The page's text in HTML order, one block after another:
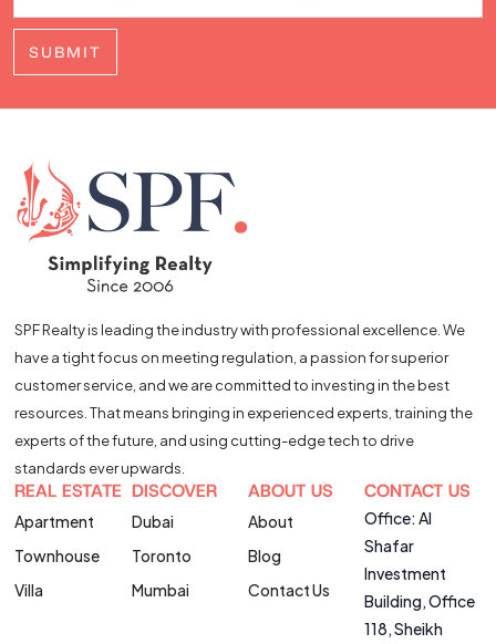
SUBMIT
SPF Realty is leading the industry with professional excellence. We
have a tight focus on meeting regulation, a passion for superior
customer service, and we are committed to investing in the best
resources. That means bringing in experienced experts, training the
experts of the future, and using cutting-edge tech to drive
standards ever upwards.
REAL ESTATE
Apartment
Townhouse
Villa
DISCOVER
Dubai
Toronto
Mumbai
ABOUT US
About
Blog
Contact Us
CONTACT US
Office: Al
Shafar
Investment
Building, Office
118, Sheikh